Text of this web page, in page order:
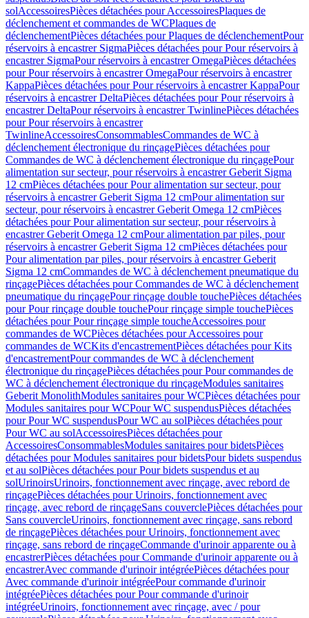
solAccessoiresPièces détachées pour AccessoiresPlaques de
déclenchement et commandes de WCPlaques de
déclenchementPièces détachées pour Plaques de déclenchementPour
réservoirs à encastrer SigmaPièces détachées pour Pour réservoirs à
encastrer SigmaPour réservoirs à encastrer OmegaPièces détachées
pour Pour réservoirs à encastrer OmegaPour réservoirs à encastrer
KappaPièces détachées pour Pour réservoirs à encastrer KappaPour
réservoirs à encastrer DeltaPièces détachées pour Pour réservoirs à
encastrer DeltaPour réservoirs à encastrer TwinlinePièces détachées
pour Pour réservoirs à encastrer
TwinlineAccessoiresConsommablesCommandes de WC à
déclenchement électronique du rinçagePièces détachées pour
Commandes de WC à déclenchement électronique du rinçagePour
alimentation sur secteur, pour réservoirs à encastrer Geberit Sigma
12 cmPièces détachées pour Pour alimentation sur secteur, pour
réservoirs à encastrer Geberit Sigma 12 cmPour alimentation sur
secteur, pour réservoirs à encastrer Geberit Omega 12 cmPièces
détachées pour Pour alimentation sur secteur, pour réservoirs à
encastrer Geberit Omega 12 cmPour alimentation par piles, pour
réservoirs à encastrer Geberit Sigma 12 cmPièces détachées pour
Pour alimentation par piles, pour réservoirs à encastrer Geberit
Sigma 12 cmCommandes de WC à déclenchement pneumatique du
rinçagePièces détachées pour Commandes de WC à déclenchement
pneumatique du rinçagePour rinçage double touchePièces détachées
pour Pour rinçage double touchePour rinçage simple touchePièces
détachées pour Pour rinçage simple toucheAccessoires pour
commandes de WCPièces détachées pour Accessoires pour
commandes de WCKits d'encastrementPièces détachées pour Kits
d'encastrementPour commandes de WC à déclenchement
électronique du rinçagePièces détachées pour Pour commandes de
WC à déclenchement électronique du rinçageModules sanitaires
Geberit MonolithModules sanitaires pour WCPièces détachées pour
Modules sanitaires pour WCPour WC suspendusPièces détachées
pour Pour WC suspendusPour WC au solPièces détachées pour
Pour WC au solAccessoiresPièces détachées pour
AccessoiresConsommablesModules sanitaires pour bidetsPièces
détachées pour Modules sanitaires pour bidetsPour bidets suspendus
et au solPièces détachées pour Pour bidets suspendus et au
solUrinoirsUrinoirs, fonctionnement avec rinçage, avec rebord de
rinçagePièces détachées pour Urinoirs, fonctionnement avec
rinçage, avec rebord de rinçageSans couverclePièces détachées pour
Sans couvercleUrinoirs, fonctionnement avec rinçage, sans rebord
de rinçagePièces détachées pour Urinoirs, fonctionnement avec
rinçage, sans rebord de rinçageCommande d'urinoir apparente ou à
encastrerPièces détachées pour Commande d'urinoir apparente ou à
encastrerAvec commande d'urinoir intégréePièces détachées pour
Avec commande d'urinoir intégréePour commande d'urinoir
intégréePièces détachées pour Pour commande d'urinoir
intégréeUrinoirs, fonctionnement avec rinçage, avec / pour